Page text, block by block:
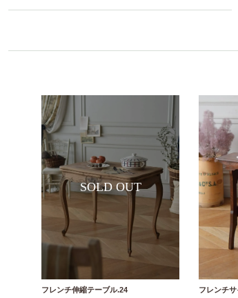
フレンチ伸縮テーブル.24
フレンチ